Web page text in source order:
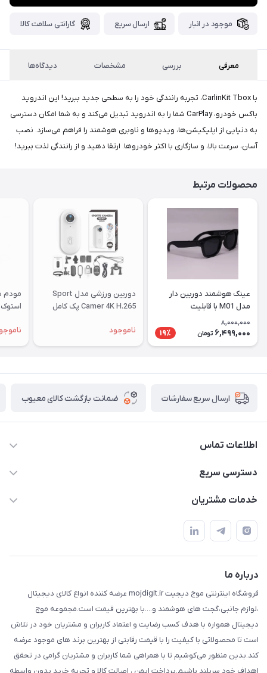
سفارش،واتساپ
پیام
و
شکیبایی
شما
"دریافت
کدرهگیری
کنید)
موجود در انبار ارسال سریع گارانتی سلامت کالا
معرفی بررسی مشخصات دیدگاه‌ها
با CarlinKit Tbox، تجربه رانندگی خود را به سطحی جدید ببرید! این اندروید
باکس خودرو، CarPlay شما را به اندروید تبدیل می‌کند و به شما امکان دسترسی
به دنیایی از اپلیکیشن‌ها، ویدیوها و ناوبری هوشمند را فراهم می‌سازد. نصب
آسان، سرعت بالا، و سازگاری با اکثر خودروها. ارتقا دهید و از رانندگی لذت ببرید!
محصولات مرتبط
عینک هوشمند دوربین دار
مدل M01 با قابلیت
فیلم‌برداری ۴K
8,000,000
6,499,000 تومان 19٪
دوربین ورزشی مدل Sport
Camer 4K H.265 پک کامل
ناموجود
ارسال سریع سفارشات ضمانت بازگشت کالای معیوب
اطلاعات تماس
واتساپ و تماس 09910568493
دسترسی سریع
حساب کاربری
درباره ما
تماس با ما
خدمات مشتریان
قوانین و مقررات
حریم خصوصی
درباره ما
فروشگاه اینترنتی موج دیجیت mojdigit.ir عرضه کننده انواع کالای دیجیتال
،لوازم جانبی،گجت های هوشمند و....با بهترین قیمت است.مجموعه موج
دیجیتال همواره با هدف کسب رضایت و اعتماد کاربران و مشتریان خود در تلاش
است تا محصولاتی با کیفیت را با قیمت رقابتی از بهترین برند های موجود عرضه
کند.بدین منظور می‌کوشیم تا با همراهی شما کاربران و مشتریان گرامی در تحقق
اهداف خود سربلند باشیم.پرداخت ایمن ، اصالت کالا و تجربه خرید بدون واسطه